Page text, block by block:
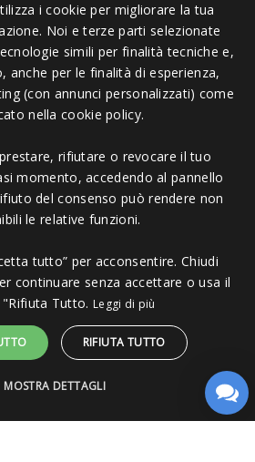
Accettati
- P.IVA 01151030457 - REA MS 117168
i cookie per migliorare la tua
Noi e terze parti selezionate
simili per finalità tecniche e,
anche per le finalità di esperienza,
(con annunci personalizzati) come
nella cookie policy.
rifiutare o revocare il tuo
momento, accedendo al pannello
del consenso può rendere non
le relative funzioni.
tutto” per acconsentire. Chiudi
continuare senza accettare o usa il
Tutto. Leggi di più
RIFIUTA TUTTO
MOSTRA DETTAGLI